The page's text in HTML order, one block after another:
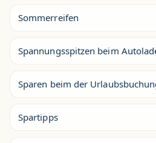
Sommerreifen
Spannungsspitzen beim
Sparen beim der
Spartipps